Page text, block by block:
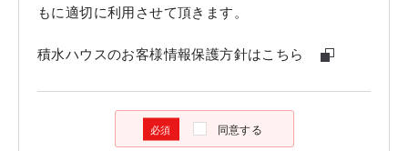
もに適切に利用させて頂きます。
積水ハウスのお客様情報保護方針はこちら
同意する